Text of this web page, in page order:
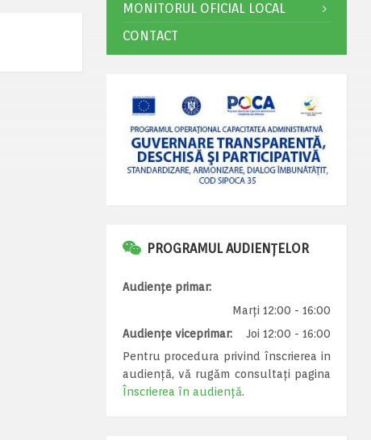
MONITORUL OFICIAL LOCAL
CONTACT
PROGRAMUL AUDIENȚELOR
Audiențe primar:
Marți 12:00 - 16:00
Audiențe viceprimar:
Joi 12:00 - 16:00
Pentru procedura privind înscrierea in
audiență, vă rugăm consultați pagina
Înscrierea în audiență.